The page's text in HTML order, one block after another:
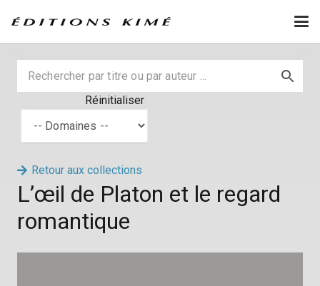
Réinitialiser
Retour aux collections
L’œil de Platon et le regard
romantique